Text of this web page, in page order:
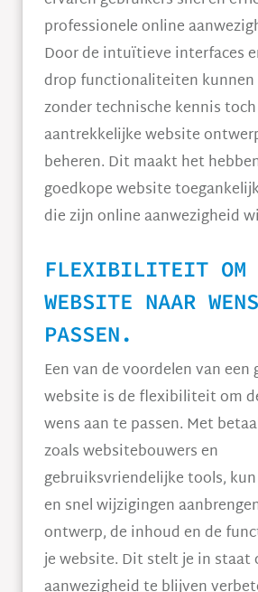
professionele online
Door de intuïtieve interfaces
drop functionaliteiten kunnen
zonder technische kennis
aantrekkelijke website
beheren. Dit maakt het
goedkope website
die zijn online aanwezigheid
FLEXIBILITEIT OM
WEBSITE NAAR
PASSEN.
Een van de voordelen van een
website is de flexibiliteit om
wens aan te passen. Met
zoals websitebouwers en
gebruiksvriendelijke tools,
en snel wijzigingen
ontwerp, de inhoud en de
je website. Dit stelt je in staat